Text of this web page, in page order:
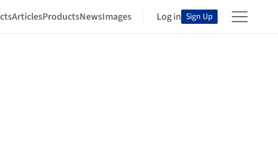
ArticlesProductsNewsImages Log in Sign Up